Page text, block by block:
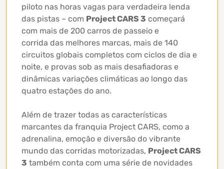
piloto nas horas vagas para verdadeira lenda
das pistas – com Project CARS 3 começará
com mais de 200 carros de passeio e
corrida das melhores marcas, mais de 140
circuitos globais completos com ciclos de dia e
noite, e provas sob as mais desafiadoras e
dinâmicas variações climáticas ao longo das
quatro estações do ano.
Além de trazer todas as características
marcantes da franquia Project CARS, como a
adrenalina, emoção e diversão do vibrante
mundo das corridas motorizadas, Project CARS
3 também conta com uma série de novidades